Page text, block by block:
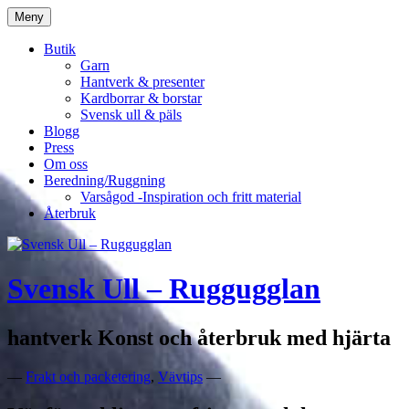
Hoppa
till
innehåll
Meny
Butik
Garn
Hantverk & presenter
Kardborrar & borstar
Svensk ull & päls
Blogg
Press
Om oss
Beredning/Ruggning
Varsågod -Inspiration och fritt material
Återbruk
Svensk Ull – Ruggugglan
hantverk Konst och återbruk med hjärta
— Frakt och packetering, Vävtips —